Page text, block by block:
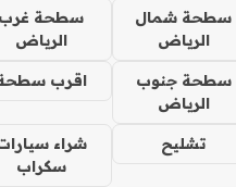
سطحة شمال
الرياض
سطحة غرب
الرياض
سطحة جنوب
الرياض
اقرب
تشليح
شراء
سكراب